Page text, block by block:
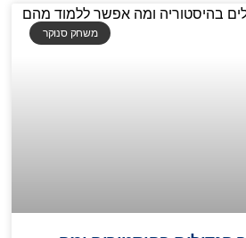
משחק סנוקר